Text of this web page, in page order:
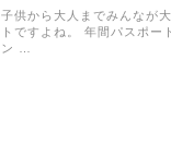
子供から大人までみんなが
トですよね。 年間パスポー
ン …